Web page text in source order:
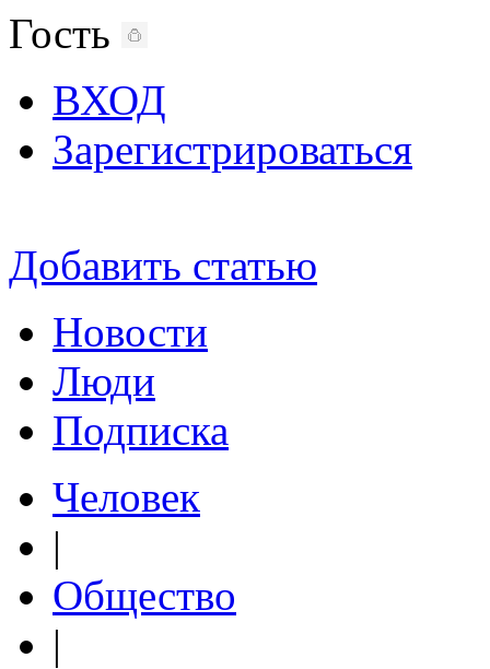
Гость
ВХОД
Зарегистрироваться
Добавить статью
Новости
Люди
Подписка
Человек
|
Общество
|